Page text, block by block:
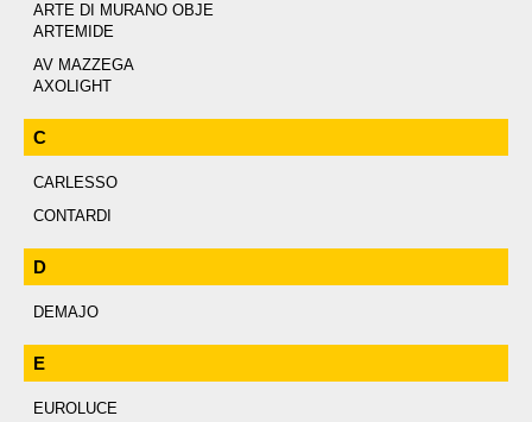
ARTE DI MURANO OBJE
ARTEMIDE
AV MAZZEGA
AXOLIGHT
C
CARLESSO
CONTARDI
D
DEMAJO
E
EUROLUCE